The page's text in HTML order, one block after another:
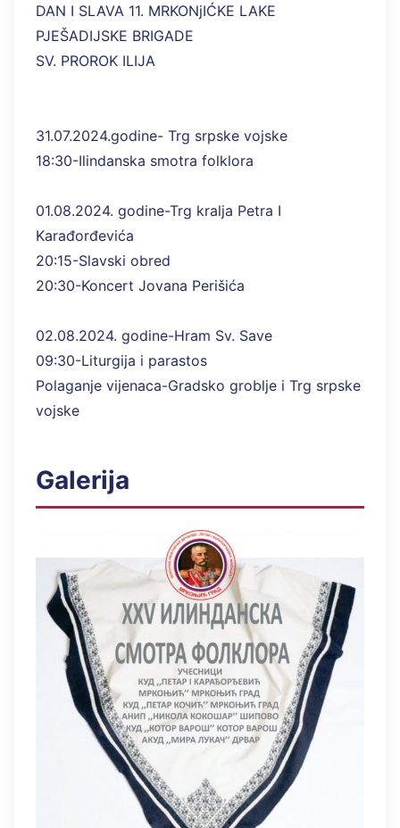
DAN I SLAVA 11. MRKONjIĆKE LAKE
PJEŠADIJSKE BRIGADE
SV. PROROK ILIJA
31.07.2024.godine- Trg srpske vojske
18:30-Ilindanska smotra folklora
01.08.2024. godine-Trg kralja Petra I
Karađorđevića
20:15-Slavski obred
20:30-Koncert Jovana Perišića
02.08.2024. godine-Hram Sv. Save
09:30-Liturgija i parastos
Polaganje vijenaca-Gradsko groblje i Trg srpske
vojske
Galerija